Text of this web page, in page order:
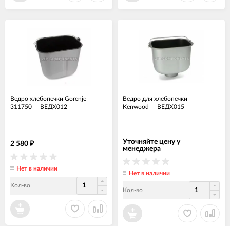
Ведро хлебопечки Gorenje
311750 — ВЕДХ012
2 580 ₽
Нет в наличии
Кол-во
Ведро для хлебопечки
Kenwood — ВЕДХ015
Уточняйте цену у
менеджера
Нет в наличии
Кол-во